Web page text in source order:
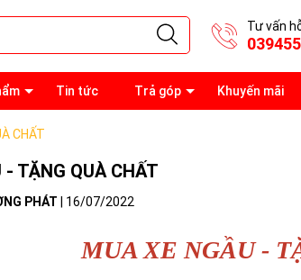
Tư vấn
Tin tức Trả góp Khuyến mãi
CHẤT
- TẶNG QUÀ CHẤT
PHÁT 16/07/2022
MUA XE NGẦU -